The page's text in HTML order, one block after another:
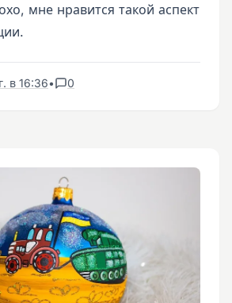
мне нравится такой аспект
в 16:36• 0